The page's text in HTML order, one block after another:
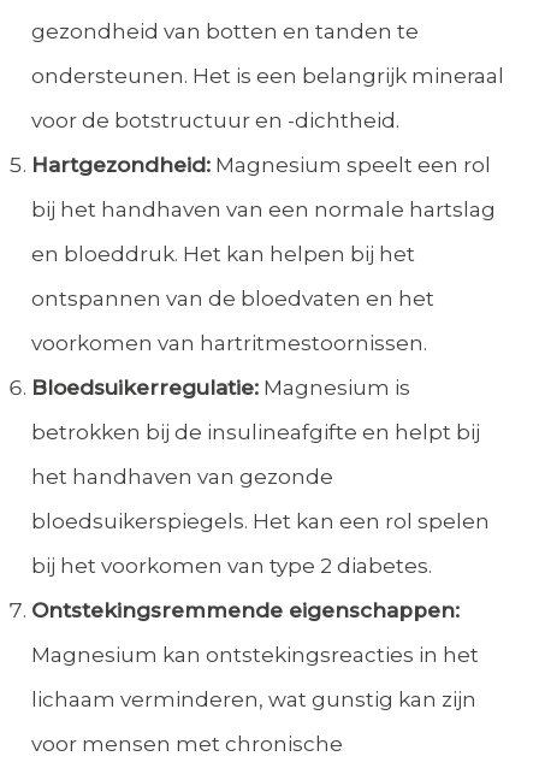
gezondheid van botten en tanden te
ondersteunen. Het is een belangrijk mineraal
voor de botstructuur en -dichtheid.
Hartgezondheid: Magnesium speelt een rol
bij het handhaven van een normale hartslag
en bloeddruk. Het kan helpen bij het
ontspannen van de bloedvaten en het
voorkomen van hartritmestoornissen.
Bloedsuikerregulatie: Magnesium is
betrokken bij de insulineafgifte en helpt bij
het handhaven van gezonde
bloedsuikerspiegels. Het kan een rol spelen
bij het voorkomen van type 2 diabetes.
Ontstekingsremmende eigenschappen:
Magnesium kan ontstekingsreacties in het
lichaam verminderen, wat gunstig kan zijn
voor mensen met chronische